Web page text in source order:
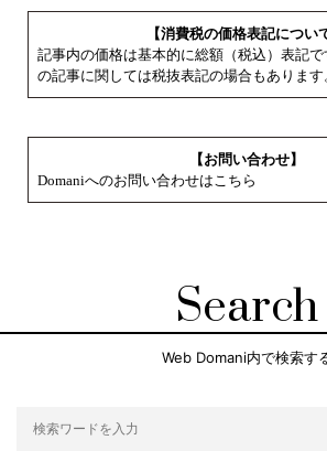
【消費税の価格表記につい
記事内の価格は基本的に総額（税込）表記
の記事に関しては税抜表記の場合もあります
【お問い合わせ】
Domaniへのお問い合わせはこちら
Search
Web Domani内で検索す